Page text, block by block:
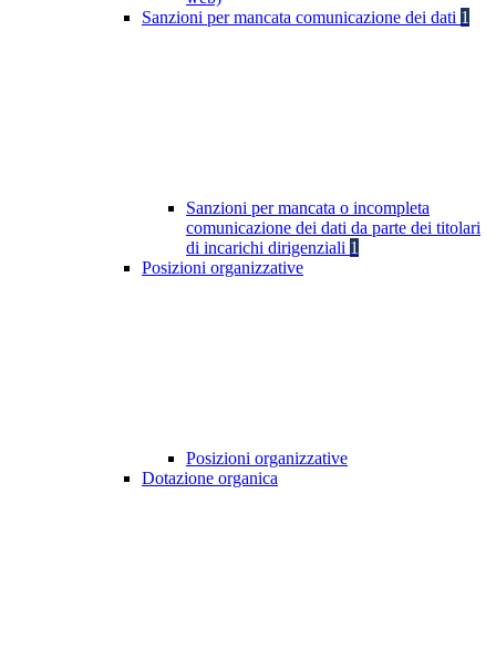
Sanzioni per mancata comunicazione dei dati 1
Sanzioni per mancata o incompleta
comunicazione dei dati da parte dei titolari
di incarichi dirigenziali 1
Posizioni organizzative
Posizioni organizzative
Dotazione organica